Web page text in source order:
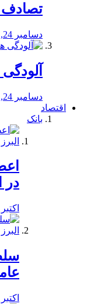
تصادف
دسامبر 24, 2019
دسامبر 24, 2019
اقتصاد
بانک
در
اکتبر 19, 2019
اکتبر 18, 2019